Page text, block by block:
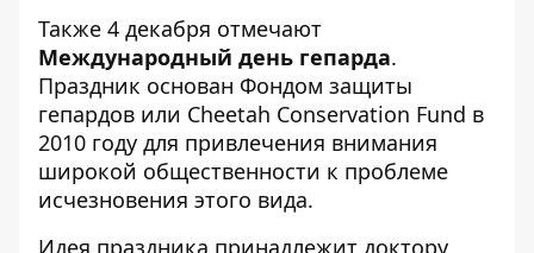
Также 4 декабря отмечают
Международный день гепарда.
Праздник основан Фондом защиты
гепардов или Cheetah Conservation Fund в
2010 году для привлечения внимания
широкой общественности к проблеме
исчезновения этого вида.
Идея праздника принадлежит доктору